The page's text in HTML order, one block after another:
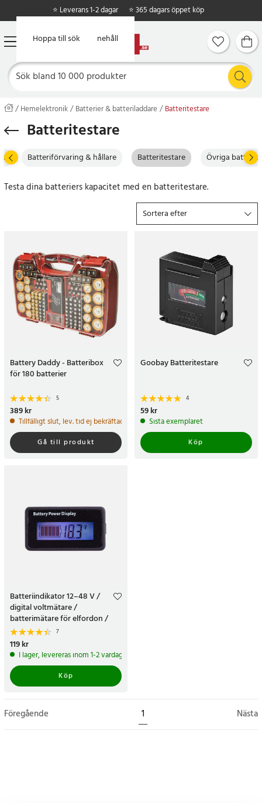
Hoppa till huvudinnehåll
Hoppa till sök
⭐ Leverans 1-2 dagar ⭐ 365 dagars öppet köp
Hemelektronik Batterier & batteriladdare Batteritestare
Batteritestare
Batteriförvaring & hållare Batteritestare Övriga batterier
Testa dina batteriers kapacitet med en batteritestare.
Sortera efter
Battery Daddy - Batteribox
för 180 batterier
5
Pris:389 kr
389 kr
Tillfälligt slut, lev. tid ej bekräftad.
Gå till produkt
Goobay Batteritestare
4
Pris:
59 kr
Sista exemplaret
Köp
Batteriindikator 12–48 V /
digital voltmätare /
batterimätare för elfordon /
spänningsmätare
7
Pris:119 kr
119 kr
I lager, levereras inom 1-2 vardagar
Köp
Föregående 1 Nästa